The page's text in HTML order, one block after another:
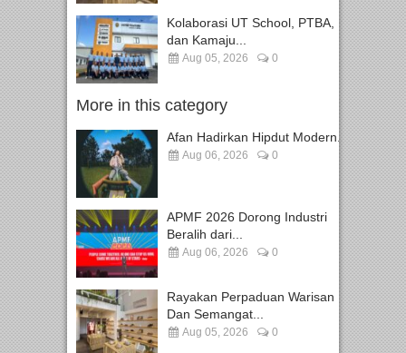
Kolaborasi UT School, PTBA,
dan Kamaju...
Aug 05, 2026 0
More in this category
Afan Hadirkan Hipdut Modern...
Aug 06, 2026 0
APMF 2026 Dorong Industri
Beralih dari...
Aug 06, 2026 0
Rayakan Perpaduan Warisan
Dan Semangat...
Aug 05, 2026 0